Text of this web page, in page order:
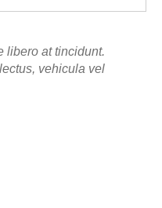
libero at tincidunt.
vehicula vel